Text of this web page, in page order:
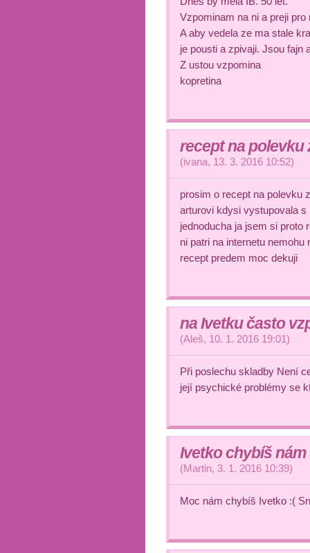
Vzpominam na ni a preji
A aby vedela ze ma stale
je pousti a zpivaji. Jsou fajn
Z ustou vzpomina
kopretina
recept na polevku
(ivana, 13. 3. 2016 10:52)
prosim o recept na polevku
arturovi kdysi vystupovala
jednoducha ja jsem si proto
ni patri na internetu
recept predem moc dekuji
na Ivetku často
(Aleš, 10. 1. 2016 19:01)
Při poslechu skladby Není
její psychické problémy se
Ivetko chybíš nám
(Martin, 3. 1. 2016 10:39)
Moc nám chybíš Ivetko :(